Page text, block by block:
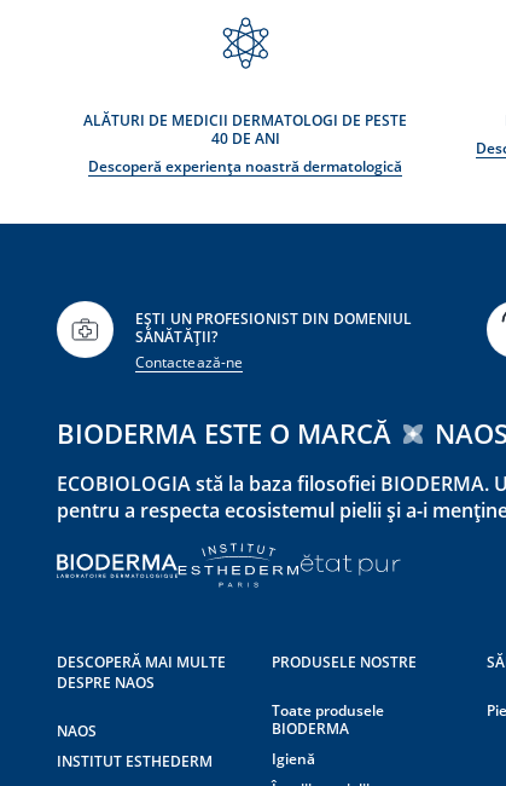
ALĂTURI DE MEDICII DERMATOLOGI DE PESTE
40 DE ANI
Descoperă experiența noastră dermatologică
EȘTI UN PROFESIONIST DIN DOMENIUL
SĂNĂTĂȚII?
Contactează-ne
BIODERMA ESTE O MARCĂ
ECOBIOLOGIA stă la baza filosofiei
pentru a respecta ecosistemul pielii și a-i
DESCOPERĂ MAI MULTE
DESPRE NAOS
NAOS
INSTITUT ESTHEDERM
PRODUSELE NOSTRE
Toate produsele
BIODERMA
Igienă